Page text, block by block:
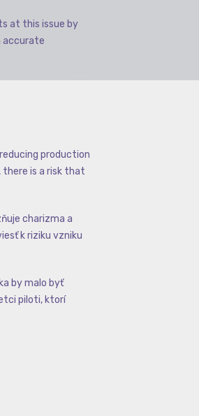
at this issue by
accurate
production
there is a risk that
charizma a
k riziku vzniku
by malo byť
piloti, ktorí